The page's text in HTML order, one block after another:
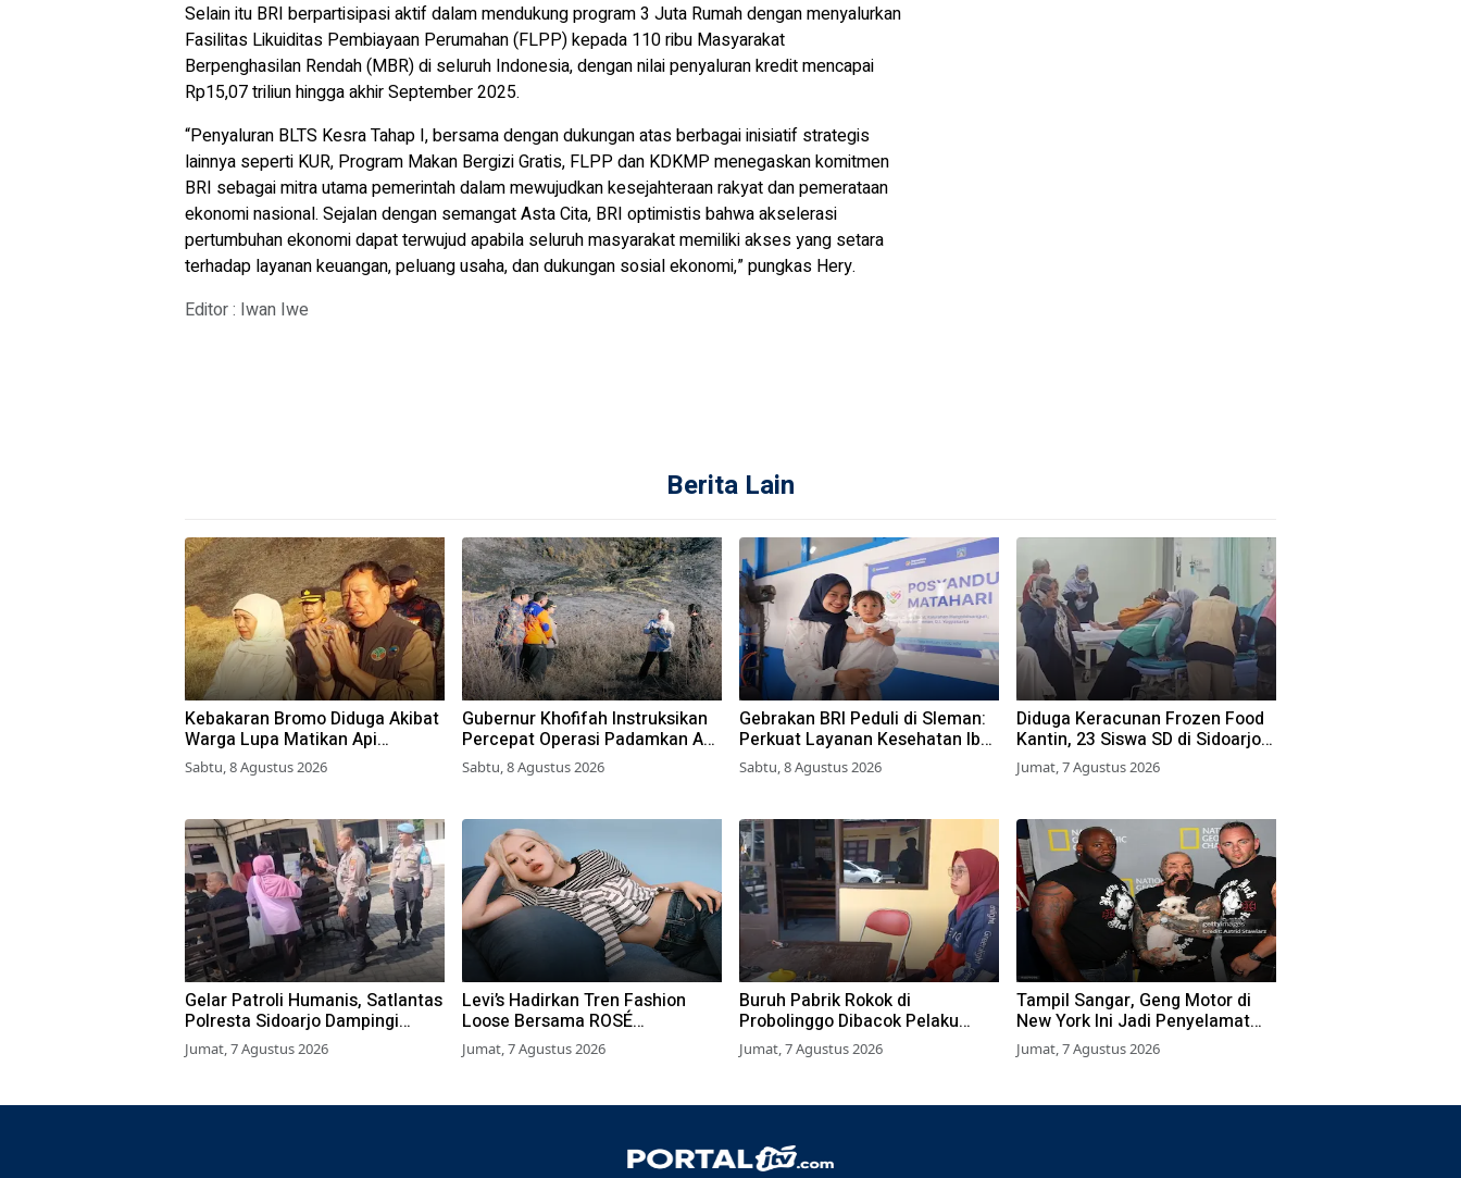
Selain itu BRI berpartisipasi aktif dalam mendukung program 3 Juta Rumah dengan menyalurkan
Fasilitas Likuiditas Pembiayaan Perumahan (FLPP) kepada 110 ribu Masyarakat
Berpenghasilan Rendah (MBR) di seluruh Indonesia, dengan nilai penyaluran kredit mencapai
Rp15,07 triliun hingga akhir September 2025.
“Penyaluran BLTS Kesra Tahap I, bersama dengan dukungan atas berbagai inisiatif strategis
lainnya seperti KUR, Program Makan Bergizi Gratis, FLPP dan KDKMP menegaskan komitmen
BRI sebagai mitra utama pemerintah dalam mewujudkan kesejahteraan rakyat dan pemerataan
ekonomi nasional. Sejalan dengan semangat Asta Cita, BRI optimistis bahwa akselerasi
pertumbuhan ekonomi dapat terwujud apabila seluruh masyarakat memiliki akses yang setara
terhadap layanan keuangan, peluang usaha, dan dukungan sosial ekonomi,” pungkas Hery.
Editor : Iwan Iwe
Berita Lain
Kebakaran Bromo Diduga Akibat
Warga Lupa Matikan Api
Perapian di Jalur Tradisional
Sabtu, 8 Agustus 2026
Gubernur Khofifah Instruksikan
Percepat Operasi Padamkan Api
di Wisata Bromo
Sabtu, 8 Agustus 2026
Gebrakan BRI Peduli di Sleman:
Perkuat Layanan Kesehatan Ibu
dan Anak Lewat Program Desa
Brilian 1000 HPK
Sabtu, 8 Agustus 2026
Diduga Keracunan Frozen Food
Kantin, 23 Siswa SD di Sidoarjo
Dilarikan ke RS
Jumat, 7 Agustus 2026
Gelar Patroli Humanis, Satlantas
Polresta Sidoarjo Dampingi
Wajib Pajak di Samsat
Jumat, 7 Agustus 2026
Levi’s Hadirkan Tren Fashion
Loose Bersama ROSÉ
BLACKPINK
Jumat, 7 Agustus 2026
Buruh Pabrik Rokok di
Probolinggo Dibacok Pelaku
Begal, Motor dan Tas Amblas
Jumat, 7 Agustus 2026
Tampil Sangar, Geng Motor di
New York Ini Jadi Penyelamat
Hewan Terlantar
Jumat, 7 Agustus 2026